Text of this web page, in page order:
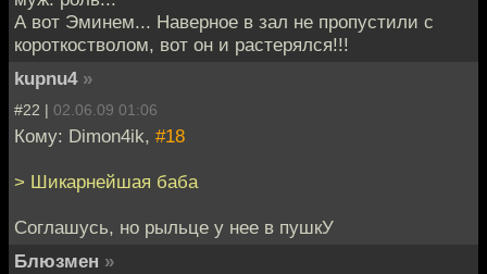
А вот Эминем... Наверное в зал не пропустили с
короткостволом, вот он и растерялся!!!
kupnu4 »
#22 | 02.06.09 01:06
Кому: Dimon4ik, #18
> Шикарнейшая баба
Соглашусь, но рыльце у нее в пушкУ
Блюзмен »